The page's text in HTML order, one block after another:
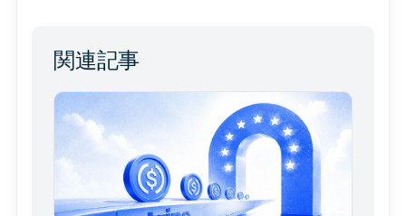
関連記事